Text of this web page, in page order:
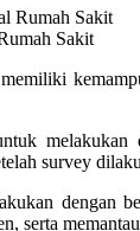
Sakit
melakukan
survey
dengan
serta